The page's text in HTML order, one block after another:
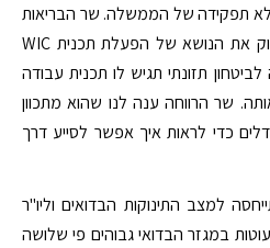
תפקידה של הממשלה. שר הבריאות
השיב שהוא בהחלט רוצה לבדוק את הנושא של הפעלת תכנית WIC
תזונתי תגיש לו תכנית עבודה
שר הרווחה ענה לנו שהוא מתכוון
כדי לראות איך אפשר לסייע דרך
למצב התינוקות הבדואים וליו"ר
במגזר הבדואי גבוהים פי שלושה